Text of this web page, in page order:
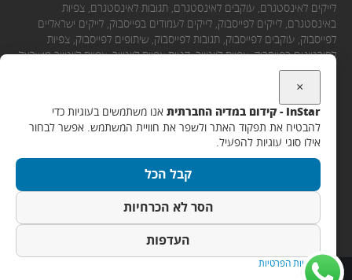
לייקים לאינסטגרם, עוקבים לאינסטגרם, תגובות לאינסטגרם, צפיות
באינסטגרם, לייקים לפייסבוק, לייקים לעמודים בפייסבוק, לייקים ישראליים
לפייסבוק, עוקבים לפייסבוק, תגובות לפייסבוק, שיתופים לפייסבוק, צפיות
לסירטונים בפייסבוק, צפיות ליוטיוב, קניית צפיות ליוטיוב, צפיות ליוטיוב מישראל,
לייקים ליוטיוב, תגובות ליוטיוב, מנויים ליוטיוב.
יצירת קשר
אימייל:
050-5656755
×
InStar - קידום במדיה החברתית
אנו משתמשים בעוגיות כדי
להבטיח את תפקוד האתר ולשפר את חוויית המשתמש. אפשר לבחור
אילו סוגי עוגיות להפעיל.
קבל הכל
הסר לא הכרחיות
העדפות
מדיניות הפרטיות